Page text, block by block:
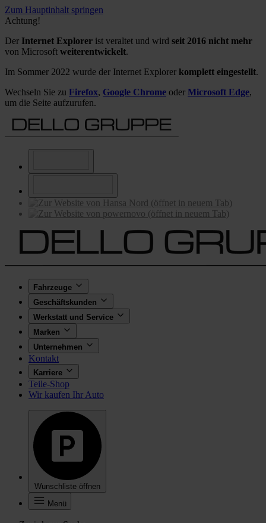
Zum Hauptinhalt springen
Achtung!
Der Internet Explorer ist veraltet und wird seit 2016 nicht mehr
von Microsoft weiterentwickelt.
Im Sommer 2022 wurde der Internet Explorer komplett eingestellt.
Wechseln Sie zu Firefox, Google Chrome oder Microsoft Edge,
um die Seite aufzurufen.
Fahrzeuge
Geschäftskunden
Werkstatt und Service
Marken
Unternehmen
Kontakt
Karriere
Teile-Shop
Wir kaufen Ihr Auto
Wunschliste öffnen
Menü